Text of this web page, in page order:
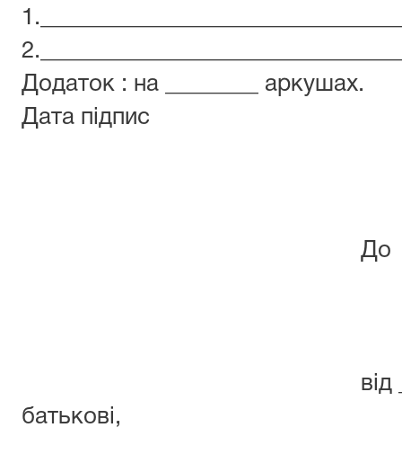
Додаток : на ________ аркушах.
Дата підпис
До
від